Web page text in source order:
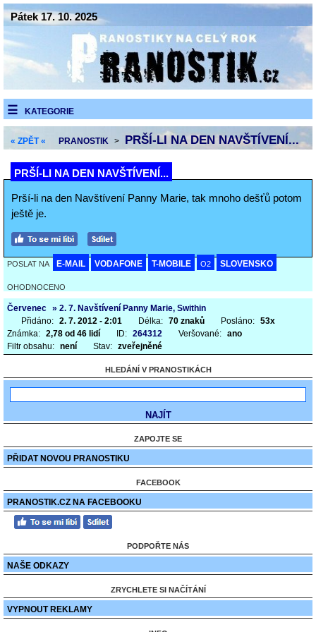
Pátek 17. 10. 2025
KATEGORIE
« ZPĚT « PRANOSTIK > PRŠÍ-LI NA DEN NAVŠTÍVENÍ...
PRŠÍ-LI NA DEN NAVŠTÍVENÍ...
Prší-li na den Navštívení Panny Marie, tak mnoho dešťů potom
ještě je.
POSLAT NA E-MAIL VODAFONE T-MOBILE O2 SLOVENSKO
OHODNOCENO
Červenec » 2. 7. Navštívení Panny Marie, Swithin
Přidáno: 2. 7. 2012 - 2:01 Délka: 70 znaků Posláno: 53x
Známka: 2,78 od 46 lidí ID: 264312 Veršované: ano
Filtr obsahu: není Stav: zveřejněné
HLEDÁNÍ V PRANOSTIKÁCH
ZAPOJTE SE
PŘIDAT NOVOU PRANOSTIKU
FACEBOOK
PRANOSTIK.CZ NA FACEBOOKU
PODPOŘTE NÁS
NAŠE ODKAZY
ZRYCHLETE SI NAČÍTÁNÍ
VYPNOUT REKLAMY